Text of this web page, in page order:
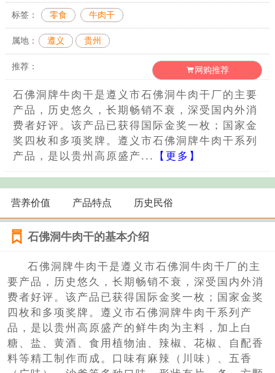
标签： 零食 牛肉干
属地： 遵义 贵州
推荐： 网购推荐
石佛洞牌牛肉干是遵义市石佛洞牛肉干厂的主要
产品，历史悠久，长期畅销不衰，深受国内外消
费者好评。该产品已获得国际金奖一枚；国家金
奖四枚和多项奖牌。遵义市石佛洞牌牛肉干系列
产品，是以贵州高原盛产...
【更多】
营养价值 产品特点 历史民俗
石佛洞牛肉干的基本介绍
石佛洞牌牛肉干是遵义市石佛洞牛肉干厂的主
要产品，历史悠久，长期畅销不衰，深受国内外消
费者好评。该产品已获得国际金奖一枚；国家金奖
四枚和多项奖牌。遵义市石佛洞牌牛肉干系列产
品，是以贵州高原盛产的鲜牛肉为主料，加上白
糖、盐、黄酒、食用植物油、辣椒、花椒、自配香
料等精工制作而成。口味有麻辣（川味）、五香